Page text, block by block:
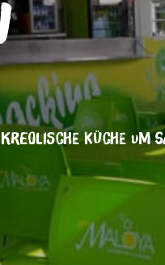
KREOLISCHE KÜCHE UM